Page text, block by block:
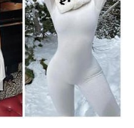
Video
Test
Gündem